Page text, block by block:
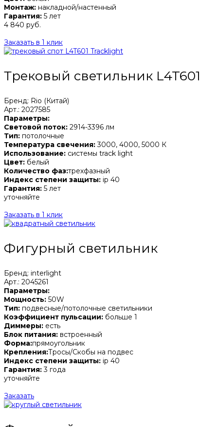
Монтаж: накладной/настенный
Гарантия: 5 лет
4 840 руб.
Заказать в 1 клик
Трековый светильник L4T601
Бренд: Rio (Китай)
Арт.: 2027585
Параметры:
Световой поток: 2914-3396 лм
Тип: потолочные
Температура свечения:3000, 4000, 5000 К
Использование: системы track light
Цвет: белый
Количество фаз:трехфазный
Индекс степени защиты: ip 40
Гарантия: 5 лет
уточняйте
Заказать в 1 клик
Фигурный светильник
Бренд: interlight
Арт.: 2045261
Параметры:
Мощность: 50W
Тип: подвесные/потолочные светильники
Коэффициент пульсации: больше 1
Диммеры: есть
Блок питания: встроенный
Форма:прямоугольник
Крепления:Тросы/Скобы на подвес
Индекс степени защиты: ip 40
Гарантия:3 года
уточняйте
Заказать